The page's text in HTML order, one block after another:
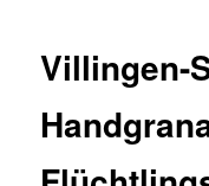
Villingen-